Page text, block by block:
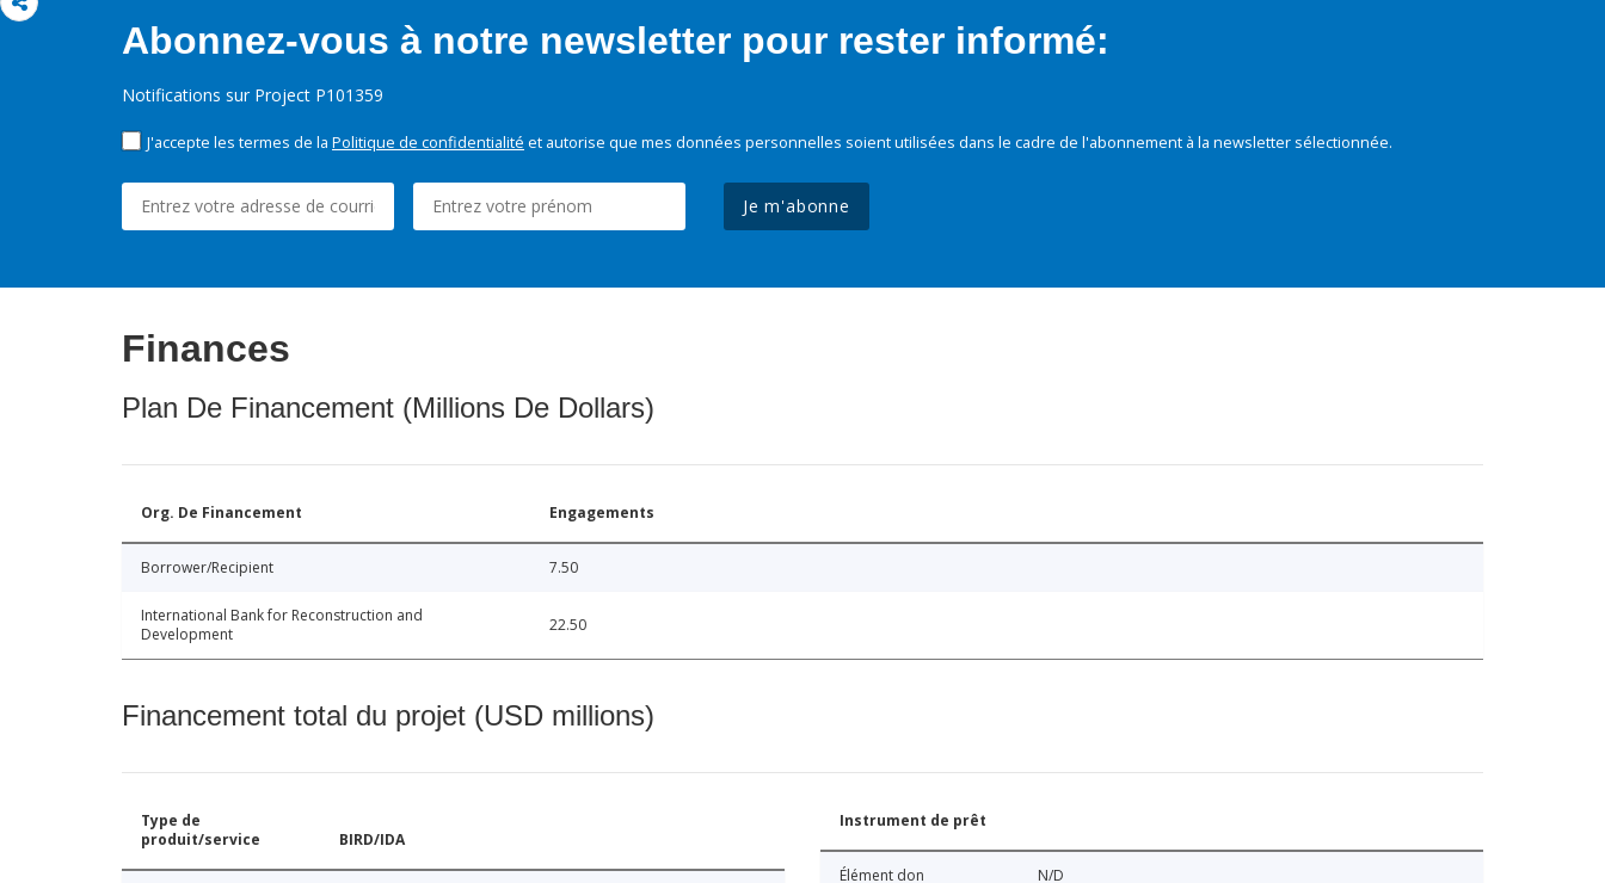
Abonnez-vous à notre newsletter pour rester informé:
Notifications sur Project P101359
J'accepte les termes de la Politique de confidentialité et autorise que mes données personnelles soient utilisées dans le cadre de l'abonnement à la newsletter sélectionnée.
Je m'abonne
Finances
Plan De Financement (Millions De Dollars)
Org. De Financement Engagements
Borrower/Recipient 7.50
International Bank for Reconstruction and
Development
22.50
Financement total du projet (USD millions)
Type de
produit/service
BIRD/IDA
Instrument de prêt
Élément don N/D